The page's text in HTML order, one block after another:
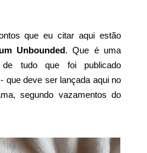
que eu citar aqui estão
Unbounded. Que é uma
de tudo que foi publicado
que deve ser lançada aqui no
segundo vazamentos do